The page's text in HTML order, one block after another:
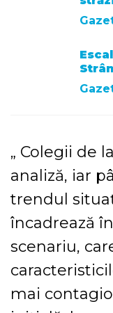
„ Colegii de
analiză, iar
trendul
încadrează
scenariu,
mai